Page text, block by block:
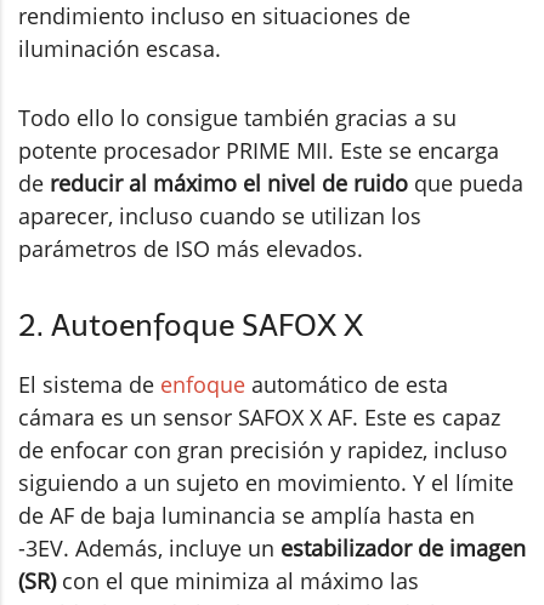
rendimiento incluso en situaciones de
iluminación escasa.
Todo ello lo consigue también gracias a su
potente procesador PRIME MII. Este se encarga
de reducir al máximo el nivel de ruido que pueda
aparecer, incluso cuando se utilizan los
parámetros de ISO más elevados.
2. Autoenfoque SAFOX X
El sistema de enfoque automático de esta
cámara es un sensor SAFOX X AF. Este es capaz
de enfocar con gran precisión y rapidez, incluso
siguiendo a un sujeto en movimiento. Y el límite
de AF de baja luminancia se amplía hasta en
-3EV. Además, incluye un estabilizador de imagen
(SR)con el que minimiza al máximo las